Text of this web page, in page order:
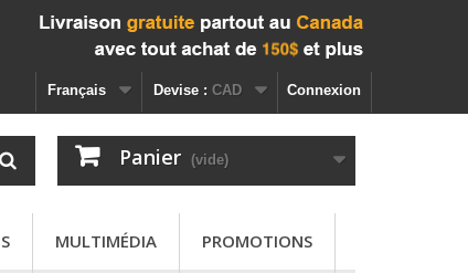
Connexion
Devise : CAD
Français
Panier (vide)
MULTIMÉDIA PROMOTIONS